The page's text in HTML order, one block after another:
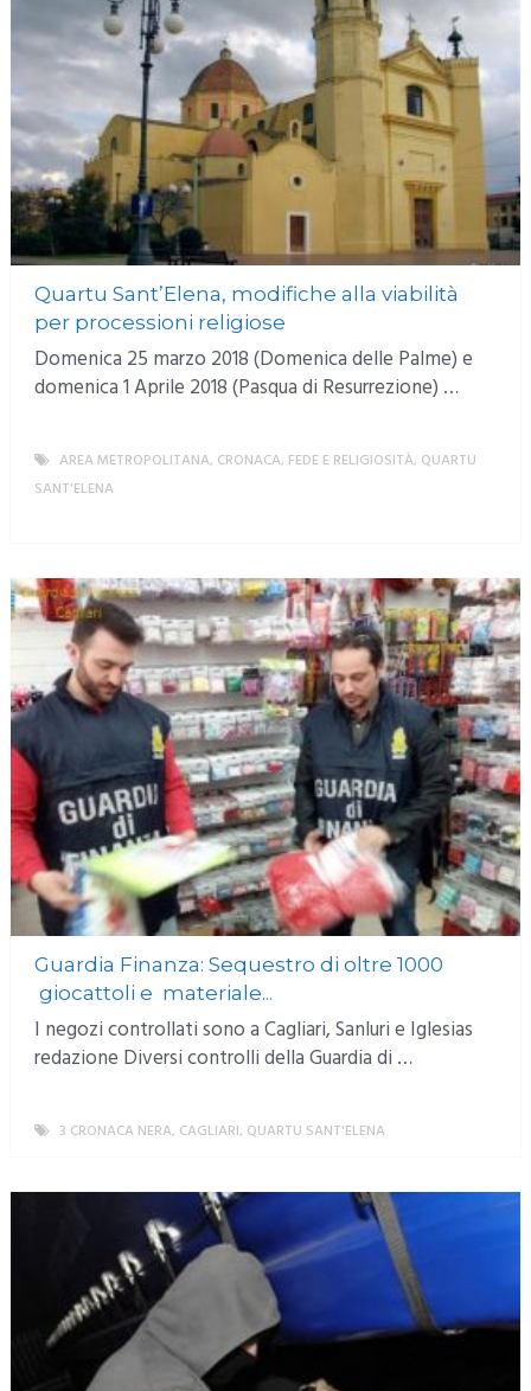
Quartu Sant’Elena, modifiche alla viabilità
per processioni religiose
Domenica 25 marzo 2018 (Domenica delle Palme) e
domenica 1 Aprile 2018 (Pasqua di Resurrezione) …
AREA METROPOLITANA, CRONACA, FEDE E RELIGIOSITÀ, QUARTU
SANT'ELENA
Guardia Finanza: Sequestro di oltre 1000
giocattoli e materiale...
I negozi controllati sono a Cagliari, Sanluri e Iglesias
redazione Diversi controlli della Guardia di …
3 CRONACA NERA, CAGLIARI, QUARTU SANT'ELENA